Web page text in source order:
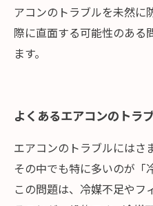
アコンのトラブルを未然に
際に直面する可能性のある
ます。
よくあるエアコンのトラ
エアコンのトラブルにはさ
その中でも特に多いのが「
この問題は、冷媒不足やフ